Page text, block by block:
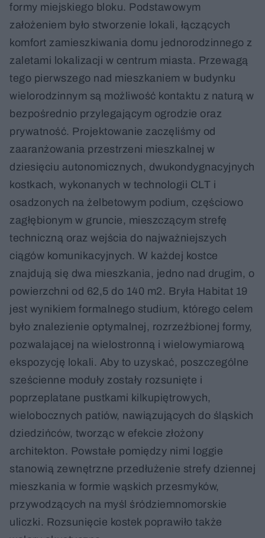
formy miejskiego bloku. Podstawowym
założeniem było stworzenie lokali, łączących
komfort zamieszkiwania domu jednorodzinnego z
zaletami lokalizacji w centrum miasta. Przewagą
tego pierwszego nad mieszkaniem w budynku
wielorodzinnym są możliwość kontaktu z naturą w
bezpośrednio przylegającym ogrodzie oraz
prywatność. Projektowanie zaczęliśmy od
zaaranżowania przestrzeni mieszkalnej w
dziesięciu autonomicznych, dwukondygnacyjnych
kostkach, wykonanych w technologii CLT i
osadzonych na żelbetowym podium, częściowo
zagłębionym w gruncie, mieszczącym strefę
techniczną oraz wejścia do najważniejszych
ciągów komunikacyjnych. W każdej kostce
znajdują się dwa mieszkania, jedno nad drugim, o
powierzchni od 62,5 do 140 m2. Bryła Habitat 19
jest wynikiem formalnego studium, którego celem
było znalezienie optymalnej, rozrzeźbionej formy,
pozwalającej na wielostronną i wielowymiarową
ekspozycję lokali. Aby to uzyskać, poszczególne
sześcienne moduły zostały rozsunięte i
poprzeplatane pustkami kilkupiętrowych,
wielobocznych patiów, nawiązujących do śląskich
dziedzińców, tworząc w efekcie złożony
architekton. Powstałe pomiędzy nimi loggie
stanowią zewnętrzne przedłużenie strefy dziennej
mieszkania w formie wąskich przesmyków,
przywodzących na myśl śródziemnomorskie
uliczki. Rozsunięcie kostek poprawiło także